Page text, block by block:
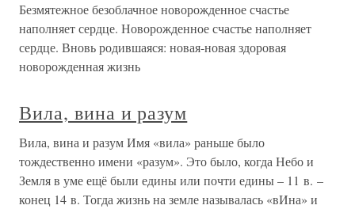
Безмятежное безоблачное новорожденное счастье
наполняет сердце. Новорожденное счастье наполняет
сердце. Вновь родившаяся: новая-новая здоровая
новорожденная жизнь
Вила, вина и разум
Вила, вина и разум Имя «вила» раньше было
тождественно имени «разум». Это было, когда Небо и
Земля в уме ещё были едины или почти едины – 11 в. –
конец 14 в. Тогда жизнь на земле называлась «вИна» и